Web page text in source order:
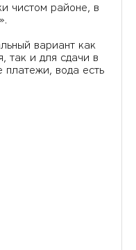
чистом районе, в
вариант как
так и для сдачи в
платежи, вода есть